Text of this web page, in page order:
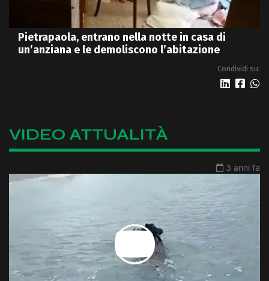
Pietrapaola, entrano nella notte in casa di
un’anziana e le demoliscono l’abitazione
Condividi su:
VIDEO ATTUALITÀ
3 anni fa